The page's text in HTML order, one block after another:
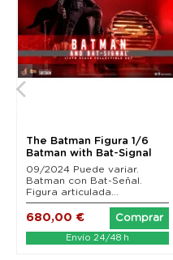
The Batman Figura 1/6
Batman with Bat-Signal
Hot Toys 31 cm
09/2024 Puede variar.
Batman con Bat-Señal.
Figura articulada...
680,00 € Comprar
Envío 24/48 h